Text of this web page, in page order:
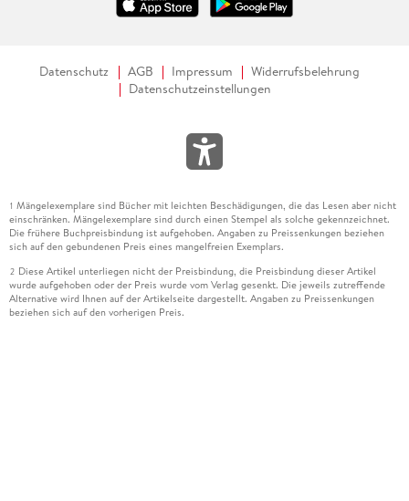
Datenschutz AGB Impressum
Widerrufsbelehrung
Datenschutzeinstellungen
1 Mängelexemplare sind Bücher mit leichten Beschädigungen, die das Lesen aber nicht
einschränken. Mängelexemplare sind durch einen Stempel als solche gekennzeichnet.
Die frühere Buchpreisbindung ist aufgehoben. Angaben zu Preissenkungen beziehen
sich auf den gebundenen Preis eines mangelfreien Exemplars.
2 Diese Artikel unterliegen nicht der Preisbindung, die Preisbindung dieser Artikel
wurde aufgehoben oder der Preis wurde vom Verlag gesenkt. Die jeweils zutreffende
Alternative wird Ihnen auf der Artikelseite dargestellt. Angaben zu Preissenkungen
beziehen sich auf den vorherigen Preis.